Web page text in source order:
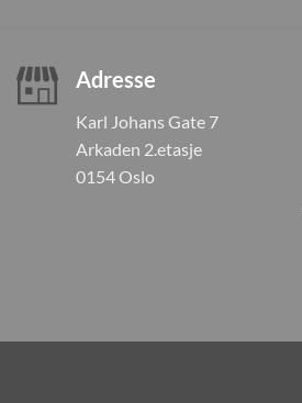
Adresse
Karl Johans Gate 7
Arkaden 2.etasje
0154 Oslo